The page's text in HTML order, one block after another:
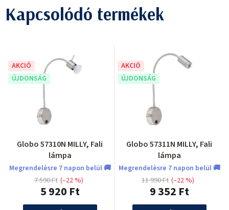
Kapcsolódó termékek
AKCIÓ
ÚJDONSÁG
Globo 57310N MILLY, Fali
lámpa
Megrendelèsre 7 napon belül 🚚
5 920 Ft
7 590 Ft (–22 %)
AKCIÓ
ÚJDONSÁG
Globo 57311N MILLY, Fali
lámpa
Megrendelèsre 7 napon belül 🚚
9 352 Ft
11 990 Ft (–22 %)